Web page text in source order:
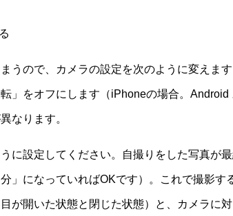
うので、カメラの設定を次のように変えま
をオフにします（iPhoneの場合。Android
なります。
に設定してください。自撮りをした写真が
」になっていればOKです）。これで撮影す
が開いた状態と閉じた状態）と、カメラに